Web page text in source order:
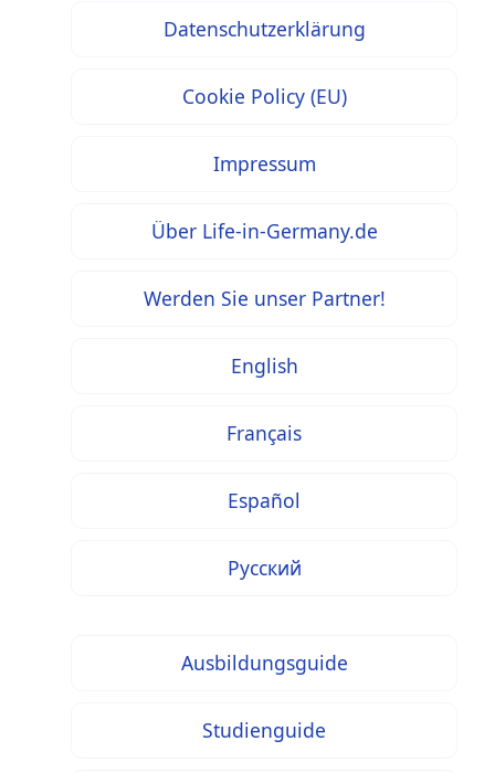
Datenschutzerklärung
Cookie Policy (EU)
Impressum
Über Life-in-Germany.de
Werden Sie unser Partner!
English
Français
Español
Русский
Ausbildungsguide
Studienguide